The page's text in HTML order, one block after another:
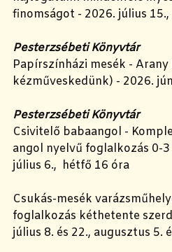
finomságot - 2026. július
Pesterzsébeti Könyvtár
Papírszínházi mesék -
kézműveskedünk) - 2026.
Pesterzsébeti Könyvtár
Csivitelő babaangol -
angol nyelvű foglalkozás 0-3
július 6., hétfő 16 óra
Csukás-mesék
foglalkozás kéthetente
július 8. és 22., augusztus 5.